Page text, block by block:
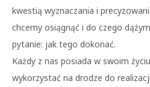
kwestią wyznaczania i
chcemy osiągnąć i do czego
pytanie: jak tego dokonać.
Każdy z nas posiada w swoim
wykorzystać na drodze do